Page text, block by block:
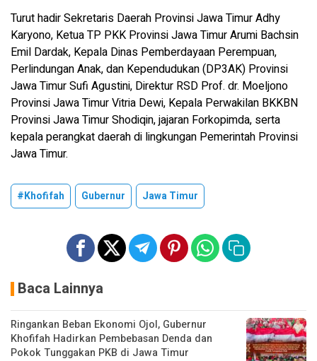
Turut hadir Sekretaris Daerah Provinsi Jawa Timur Adhy
Karyono, Ketua TP PKK Provinsi Jawa Timur Arumi Bachsin
Emil Dardak, Kepala Dinas Pemberdayaan Perempuan,
Perlindungan Anak, dan Kependudukan (DP3AK) Provinsi
Jawa Timur Sufi Agustini, Direktur RSD Prof. dr. Moeljono
Provinsi Jawa Timur Vitria Dewi, Kepala Perwakilan BKKBN
Provinsi Jawa Timur Shodiqin, jajaran Forkopimda, serta
kepala perangkat daerah di lingkungan Pemerintah Provinsi
Jawa Timur.
#Khofifah Gubernur Jawa Timur
Baca Lainnya
Ringankan Beban Ekonomi Ojol, Gubernur
Khofifah Hadirkan Pembebasan Denda dan
Pokok Tunggakan PKB di Jawa Timur